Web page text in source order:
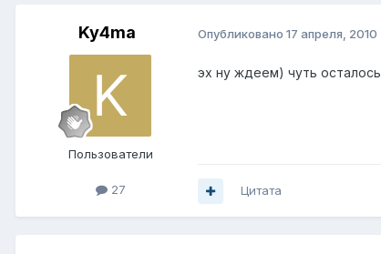
Ky4ma
Пользователи
27
Опубликовано 17 апреля, 2010
эх ну ждеем) чуть осталось
Цитата